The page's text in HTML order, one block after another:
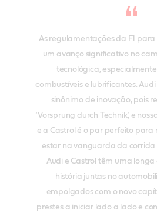
As regulamentações da F1
um avanço significativo no
tecnológica,
combustíveis e lubrificantes. Audi
sinônimo de inovação, pois
‘Vorsprung durch Technik’, e
e a Castrol é o par perfeito para
estar na vanguarda da corrida
Audi e Castrol têm uma
história juntas no
empolgados com o novo
prestes a iniciar lado a lado e